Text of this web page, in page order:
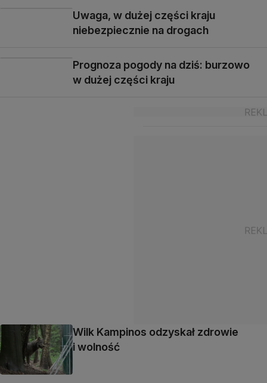
Uwaga, w dużej części kraju
niebezpiecznie na drogach
Prognoza pogody na dziś: burzowo
w dużej części kraju
Wilk Kampinos odzyskał zdrowie
i wolność